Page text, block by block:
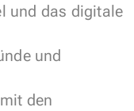
und das digitale
und
den